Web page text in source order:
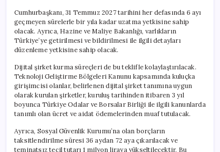
Cumhurbaşkanı, 31 Temmuz 2027 tarihini her defasında 6 ayı
geçmeyen sürelerle bir yıla kadar uzatma yetkisine sahip
olacak. Ayrıca, Hazine ve Maliye Bakanlığı, varlıkların
Türkiye’ye getirilmesi ve bildirilmesi ile ilgili detayları
düzenleme yetkisine sahip olacak.
Dijital şirket kurma süreçleri de bu teklifle kolaylaştırılacak.
Teknoloji Geliştirme Bölgeleri Kanunu kapsamında kuluçka
girişimcisi olanlar, belirlenen dijital şirket tanımına uygun
olarak kurulan şirketler, kuruluş tarihinden itibaren 3 yıl
boyunca Türkiye Odalar ve Borsalar Birliği ile ilgili kanunlarda
tanımlı olan ücret ve aidat ödemelerinden muaf tutulacak.
Ayrıca, Sosyal Güvenlik Kurumu’na olan borçların
taksitlendirilme süresi 36 aydan 72 aya çıkarılacak ve
teminatsız tecil tutarı 1 milyon liraya yükseltilecektir. Bu